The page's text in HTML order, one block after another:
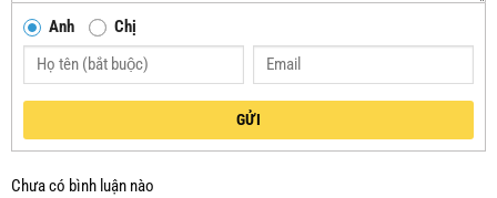
Anh Chị
GỬI
Chưa có bình luận nào